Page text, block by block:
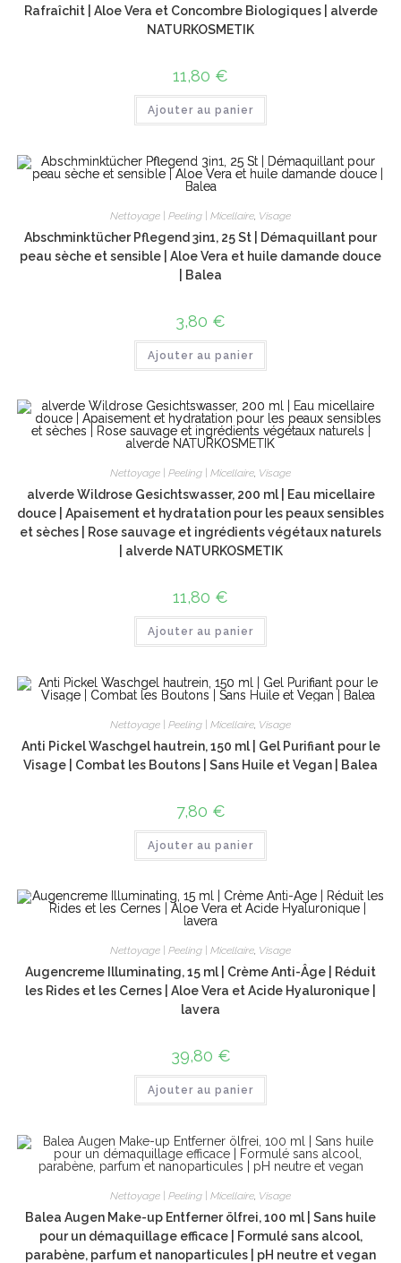
Rafraîchit | Aloe Vera et Concombre Biologiques | alverde
NATURKOSMETIK
11,80 €
Ajouter au panier
Nettoyage | Peeling | Micellaire Visage
Abschminktücher Pflegend 3in1, 25 St | Démaquillant pour
peau sèche et sensible | Aloe Vera et huile damande douce
| Balea
3,80 €
Ajouter au panier
Nettoyage | Peeling | Micellaire, Visage
alverde Wildrose Gesichtswasser, 200 ml | Eau micellaire
douce | Apaisement et hydratation pour les peaux sensibles
et sèches | Rose sauvage et ingrédients végétaux naturels
| alverde NATURKOSMETIK
11,80 €
Ajouter au panier
Nettoyage | Peeling | Micellaire Visage
Anti Pickel Waschgel hautrein, 150 ml | Gel Purifiant pour le
Visage | Combat les Boutons | Sans Huile et Vegan | Balea
7,80 €
Ajouter au panier
Nettoyage | Peeling | Micellaire, Visage
Augencreme Illuminating, 15 ml | Crème Anti-Âge | Réduit
les Rides et les Cernes | Aloe Vera et Acide Hyaluronique |
lavera
39,80 €
Ajouter au panier
Nettoyage | Peeling | Micellaire Visage
Balea Augen Make-up Entferner ölfrei, 100 ml | Sans huile
pour un démaquillage efficace | Formulé sans alcool,
parabène, parfum et nanoparticules | pH neutre et vegan